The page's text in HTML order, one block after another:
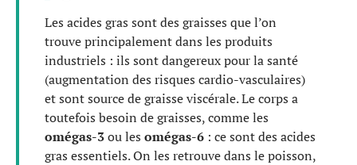
Les acides gras sont des graisses que l’on
trouve principalement dans les produits
industriels : ils sont dangereux pour la santé
(augmentation des risques cardio-vasculaires)
et sont source de graisse viscérale. Le corps a
toutefois besoin de graisses, comme les
omégas-3ou les omégas-6 : ce sont des acides
gras essentiels. On les retrouve dans le poisson,